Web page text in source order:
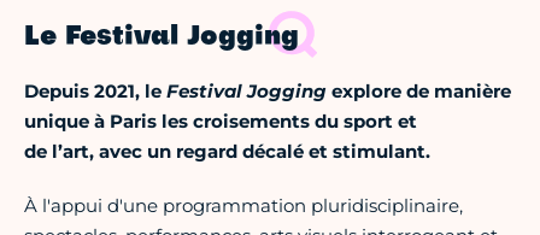
Le Festival Jogging
Depuis 2021, le Festival Jogging explore de manière
unique à Paris les croisements du sport et
de l’art, avec un regard décalé et stimulant.
À l'appui d'une programmation pluridisciplinaire,